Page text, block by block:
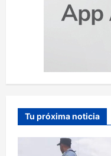
Tu próxima noticia